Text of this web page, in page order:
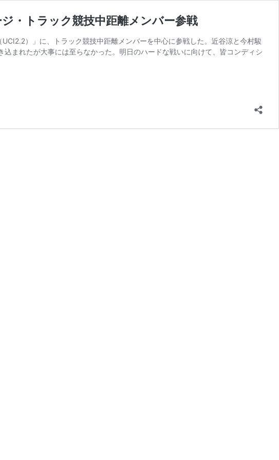
・トラック競技中距離メンバー参戦
）」に、トラック競技中距離メンバーを中心に参戦した。近谷涼と今村駿
まれたが大事には至らなかった。明日のハードな戦いに向けて、皆コンディシ